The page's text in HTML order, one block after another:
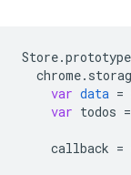
Store.prototype
chrome.
var data =
var todos =
callback =